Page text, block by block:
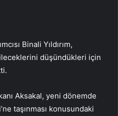
Binali Yıldırım,
düşündükleri için
Aksakal, yeni dönemde
taşınması konusundaki